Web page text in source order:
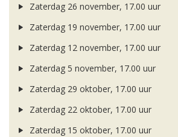
Zaterdag 26 november, 17.00 uur
Zaterdag 19 november, 17.00 uur
Zaterdag 12 november, 17.00 uur
Zaterdag 5 november, 17.00 uur
Zaterdag 29 oktober, 17.00 uur
Zaterdag 22 oktober, 17.00 uur
Zaterdag 15 oktober, 17.00 uur